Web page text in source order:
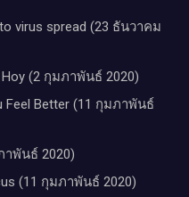
virus spread (23 ธันวาคม
(2 กุมภาพันธ์ 2020)
Feel Better (11 กุมภาพันธ์
าพันธ์ 2020)
(11 กุมภาพันธ์ 2020)